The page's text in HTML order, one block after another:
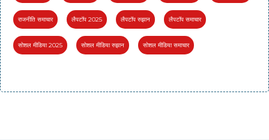
राजनीति समाचार लैपटॉप 2025 लैपटॉप रुझान लैपटॉप समाचार
सोशल मीडिया 2025 सोशल मीडिया रुझान सोशल मीडिया समाचार